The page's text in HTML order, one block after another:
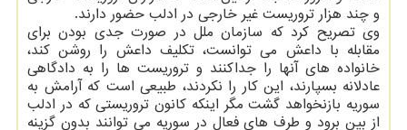
و چند هزار تروریست غیر خارجی در ادلب حضور دارند.
وی تصریح كرد كه سازمان ملل در صورت جدی بودن برای
مقابله با داعش می توانست، تكلیف داعش را روشن كند،
خانواده های آنها را جداكنند و تروریست ها را به دادگاهی
عادلانه بسپارند، این كار را نكردند، طبیعی است كه آرامش به
سوریه بازنخواهد گشت مگر اینكه كانون تروریستی كه در ادلب
از بین برود و طرف های فعال در سوریه می توانند بدون گزینه